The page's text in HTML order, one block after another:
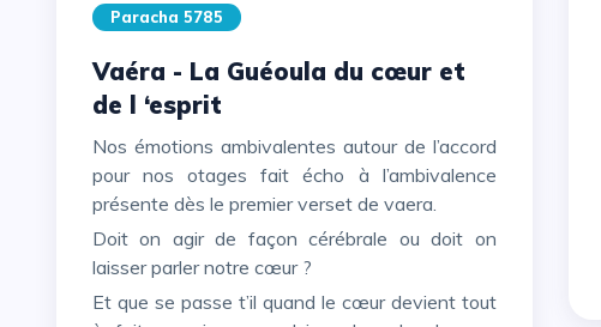
Paracha 5785
Vaéra - La Guéoula du cœur et
de l ‘esprit
Nos émotions ambivalentes autour de l’accord
pour nos otages fait écho à l’ambivalence
présente dès le premier verset de vaera.
Doit on agir de façon cérébrale ou doit on
laisser parler notre cœur ?
Et que se passe t’il quand le cœur devient tout